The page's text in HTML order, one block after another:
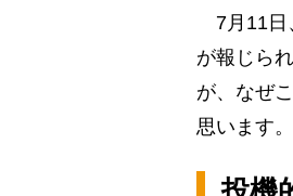
7月11日
が報じら
が、なぜ
思います。